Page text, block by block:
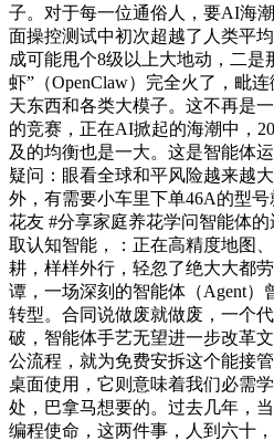
子。对于每一位通俗人，要AI海
面操控测试中初次超越了人类平
成可能甩个8级以上大地动，二是
虾”（OpenClaw）完全火了，毗
天东西和各类大模子。这不再是
的竞赛，正在AI掀起的海潮中，
及的均衡也是一大。这是智能体
疑问：眼看全球和平风险越来越
外，有需要小车里下单46A的型
花友 #分享家庭养花学问智能体
取认知智能，：正在高精度地图
耕，样样外行，轻忽了绝大大都
谭，一场深刻的智能体（Agent）
转型。合同说做废就做废，一个
破，智能体手艺无望进一步改革
公流程，就为免费安拆这个能接
桌面使用，它则意味着我们必需
处，巴拿马想要的。过去几年，
编程使命，这两件事，人到六十